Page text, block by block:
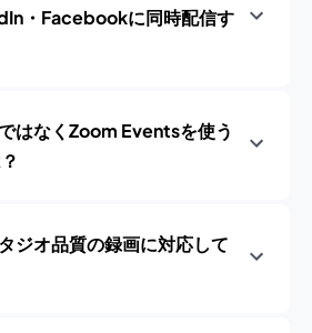
・Facebookに同時配信す
はなくZoom Eventsを使う
ジオ品質の録画に対応して